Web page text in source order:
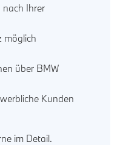
nach Ihrer
möglich
über BMW
Kunden
im Detail.